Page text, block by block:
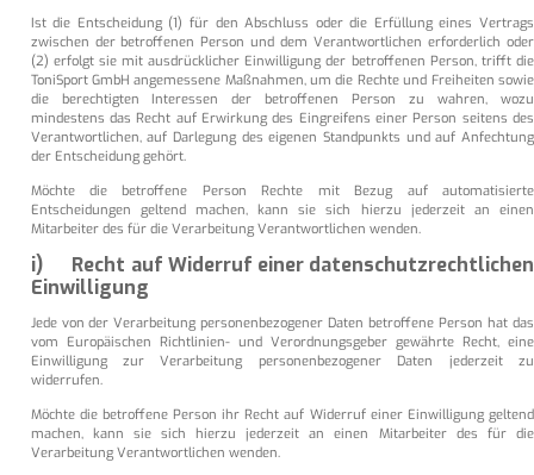
Ist die Entscheidung (1) für den Abschluss oder die Erfüllung eines Vertrags
zwischen der betroffenen Person und dem Verantwortlichen erforderlich oder
(2) erfolgt sie mit ausdrücklicher Einwilligung der betroffenen Person, trifft die
ToniSport GmbH angemessene Maßnahmen, um die Rechte und Freiheiten sowie
die berechtigten Interessen der betroffenen Person zu wahren, wozu
mindestens das Recht auf Erwirkung des Eingreifens einer Person seitens des
Verantwortlichen, auf Darlegung des eigenen Standpunkts und auf Anfechtung
der Entscheidung gehört.
Möchte die betroffene Person Rechte mit Bezug auf automatisierte
Entscheidungen geltend machen, kann sie sich hierzu jederzeit an einen
Mitarbeiter des für die Verarbeitung Verantwortlichen wenden.
i) Recht auf Widerruf einer datenschutzrechtlichen
Einwilligung
Jede von der Verarbeitung personenbezogener Daten betroffene Person hat das
vom Europäischen Richtlinien- und Verordnungsgeber gewährte Recht, eine
Einwilligung zur Verarbeitung personenbezogener Daten jederzeit zu
widerrufen.
Möchte die betroffene Person ihr Recht auf Widerruf einer Einwilligung geltend
machen, kann sie sich hierzu jederzeit an einen Mitarbeiter des für die
Verarbeitung Verantwortlichen wenden.